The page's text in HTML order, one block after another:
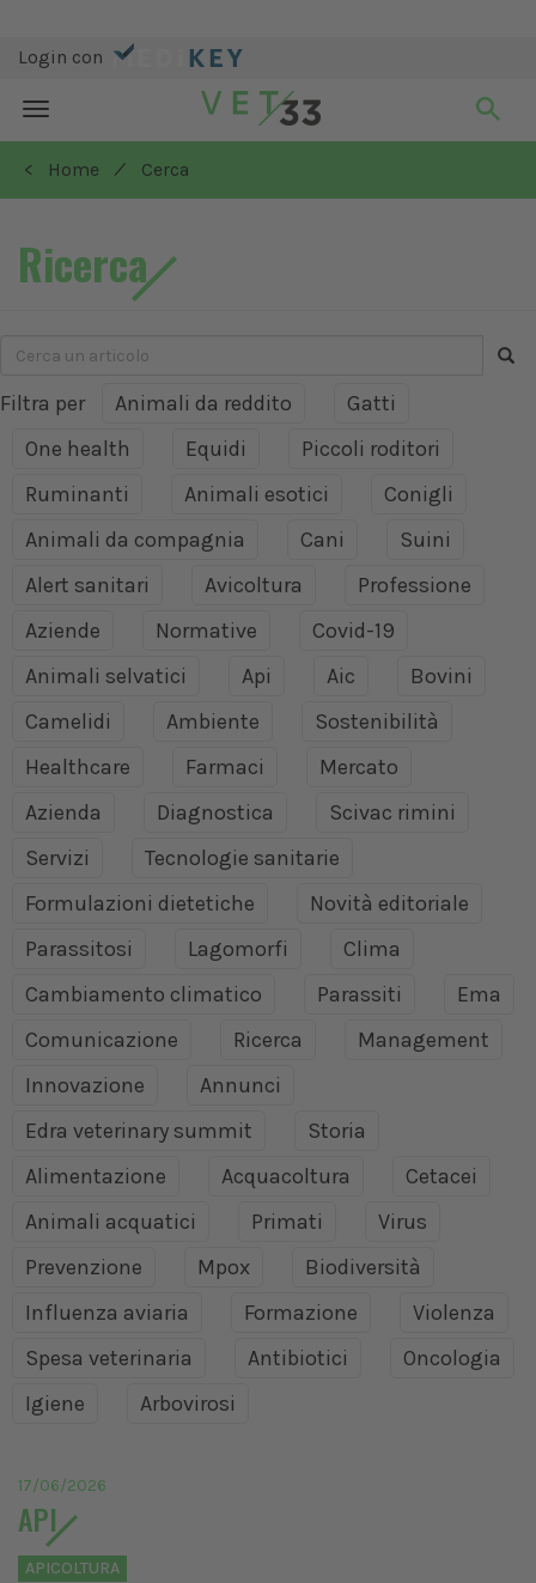
Login con
Toggle
navigation
< Home
/ Cerca
Ricerca
Filtra per Animali da reddito
Gatti
One health
Equidi
Piccoli roditori
Ruminanti
Animali esotici
Conigli
Animali da compagnia
Cani
Suini
Alert sanitari
Avicoltura
Professione
Aziende
Normative
Covid-19
Animali selvatici
Api Aic
Bovini
Camelidi
Ambiente
Sostenibilità
Healthcare
Farmaci
Mercato
Azienda
Diagnostica
Scivac rimini
Servizi
Tecnologie sanitarie
Formulazioni dietetiche
Novità editoriale
Parassitosi
Lagomorfi
Clima
Cambiamento climatico
Parassiti
Ema
Comunicazione
Ricerca
Management
Innovazione
Annunci
Edra veterinary summit
Storia
Alimentazione
Acquacoltura
Cetacei
Animali acquatici
Primati
Virus
Prevenzione
Mpox
Biodiversità
Influenza aviaria
Formazione
Violenza
Spesa veterinaria
Antibiotici
Oncologia
Igiene
Arbovirosi
17/06/2026
API
APICOLTURA